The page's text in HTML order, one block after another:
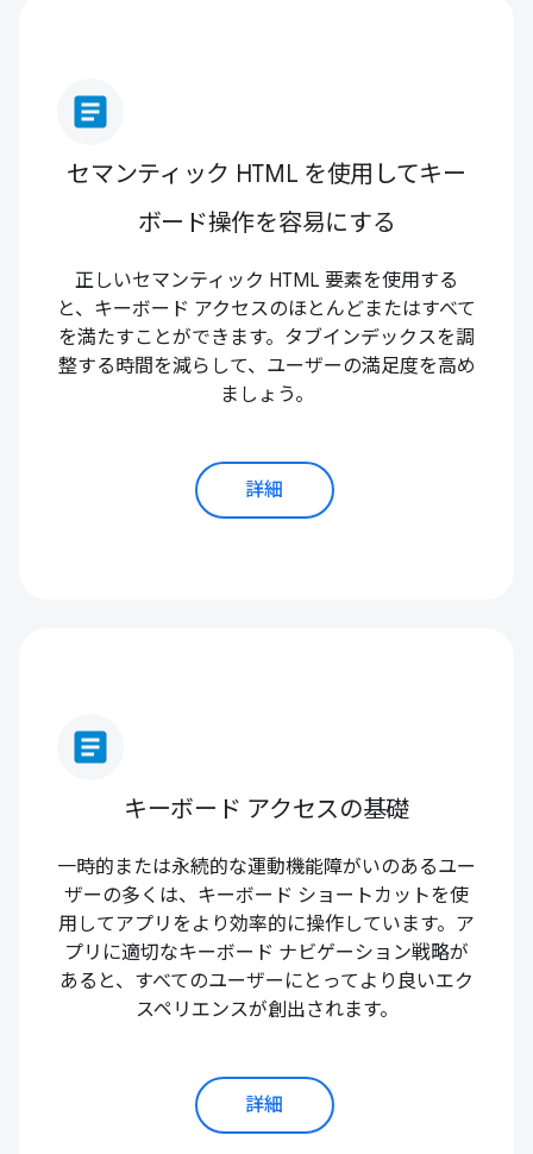
article
セマンティック HTML を使用してキー
ボード操作を容易にする
正しいセマンティック HTML 要素を使用する
と、キーボード アクセスのほとんどまたはすべて
を満たすことができます。タブインデックスを調
整する時間を減らして、ユーザーの満足度を高め
ましょう。
詳細
article
キーボード アクセスの基礎
一時的または永続的な運動機能障がいのあるユー
ザーの多くは、キーボード ショートカットを使
用してアプリをより効率的に操作しています。ア
プリに適切なキーボード ナビゲーション戦略が
あると、すべてのユーザーにとってより良いエク
スペリエンスが創出されます。
詳細